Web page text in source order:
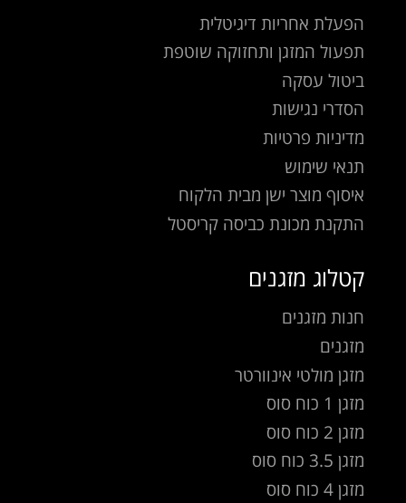
הפעלת אחריות דיגיטלית
תפעול המזגן ותחזוקה שוטפת
ביטול עסקה
הסדרי נגישות
מדיניות פרטיות
תנאי שימוש
איסוף מוצר ישן מבית הלקוח
התקנת מכונת כביסה קריסטל
קטלוג מזגנים
חנות מזגנים
מזגנים
מזגן מולטי אינוורטר
מזגן 1 כוח סוס
מזגן 2 כוח סוס
מזגן 3.5 כוח סוס
מזגן 4 כוח סוס